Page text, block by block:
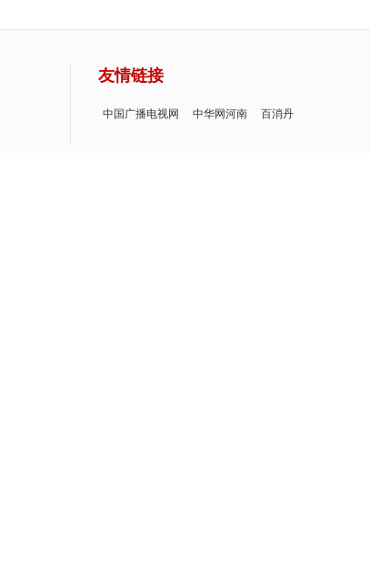
友情链接
中国广播电视网 中华网河南 百消丹